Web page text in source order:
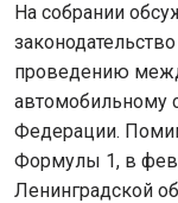
На собрании
проведению
автомобильному
Федерации.
Формулы 1, в
Ленинградской